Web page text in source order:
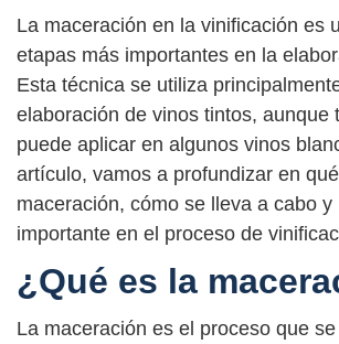
La maceración en la vinificación es
etapas más importantes en la
Esta técnica se utiliza
elaboración de vinos tintos, aunque
puede aplicar en algunos vinos
artículo, vamos a profundizar en
maceración, cómo se lleva a cabo y
importante en el proceso de
¿Qué es la
La maceración es el proceso que